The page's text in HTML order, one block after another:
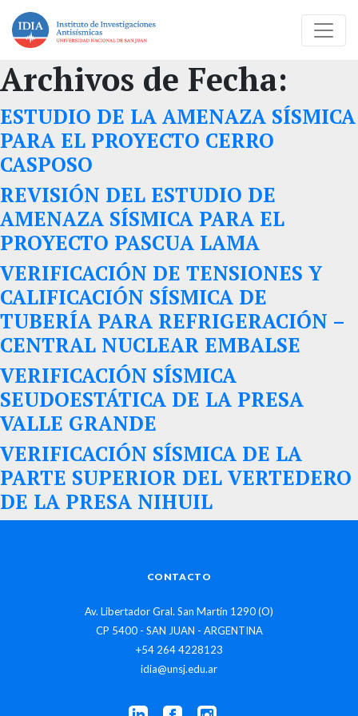
Archivos de Fecha:
ESTUDIO DE LA AMENAZA SÍSMICA
PARA EL PROYECTO CERRO
CASPOSO
REVISIÓN DEL ESTUDIO DE
AMENAZA SÍSMICA PARA EL
PROYECTO PASCUA LAMA
VERIFICACIÓN DE TENSIONES Y
CALIFICACIÓN SÍSMICA DE
TUBERÍA PARA REFRIGERACIÓN –
CENTRAL NUCLEAR EMBALSE
VERIFICACIÓN SÍSMICA
SEUDOESTÁTICA DE LA PRESA
VALLE GRANDE
VERIFICACIÓN SÍSMICA DE LA
PARTE SUPERIOR DEL VERTEDERO
DE LA PRESA NIHUIL
CONTACTO
Av. Libertador Gral. San Martín 1290 (O)
CP 5400 - SAN JUAN - ARGENTINA
+54 264 4228123
idia@unsj.edu.ar